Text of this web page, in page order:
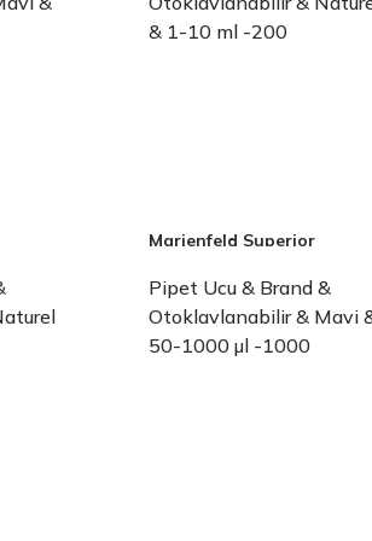
& 1-10 ml -200
Marienfeld Superior
Pipet Ucu & Brand &
Otoklavlanabilir & Mavi
50-1000 µl -1000